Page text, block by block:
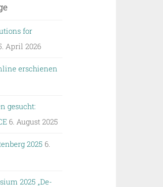
for
April 2026
erschienen
gesucht:
6. August 2025
2025 6.
2025 „De-